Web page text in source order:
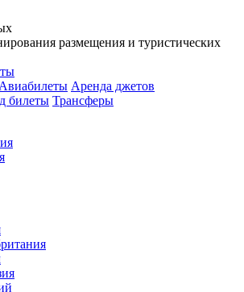
размещения и туристических
Авиабилеты Аренда джетов
билеты Трансферы